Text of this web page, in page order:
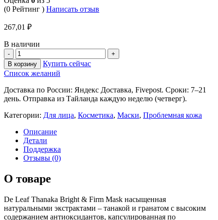
(0 Рейтинг ) Написать отзыв
267,01 ₽
В наличии
В корзину
Купить сейчас
Список желаний
Доставка по России: Яндекс Доставка, Fivepost. Сроки: 7–21
день. Отправка из Тайланда каждую неделю (четверг).
Категории: Для лица, Косметика, Маски, Проблемная кожа
Описание
Детали
Поддержка
Отзывы (0)
О товаре
De Leaf Thanaka Bright & Firm Mask насыщенная
натуральными экстрактами – танакой и гранатом с высоким
содержанием антиоксидантов, капсулированная по